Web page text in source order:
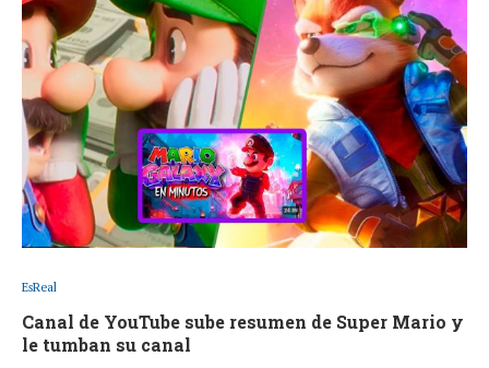
EsReal
Canal de YouTube sube resumen de Super Mario y
le tumban su canal